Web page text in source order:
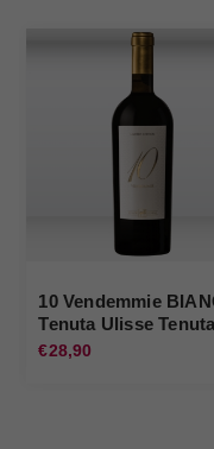
10 Vendemmie
Tenuta Ulisse Tenuta
Ulisse
€28,90